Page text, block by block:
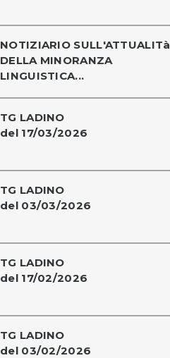
NOTIZIARIO SULL'ATTUALITà
DELLA MINORANZA
LINGUISTICA...
TG LADINO
del 17/03/2026
TG LADINO
del 03/03/2026
TG LADINO
del 17/02/2026
TG LADINO
del 03/02/2026